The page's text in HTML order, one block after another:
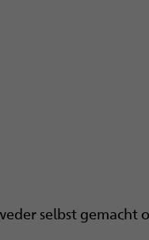
selbst gemacht